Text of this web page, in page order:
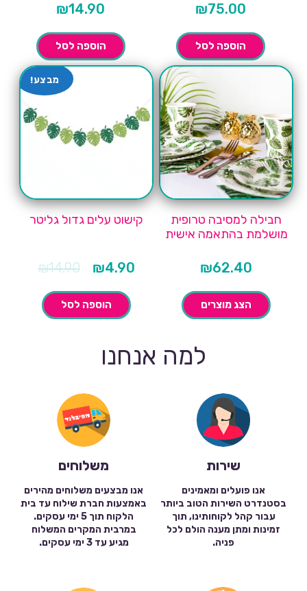
₪75.00
הוספה לסל
₪14.90
הוספה לסל
חבילה למסיבה טרופית
מושלמת בהתאמה אישית
₪62.40
הצג מוצרים
מבצע!
קישוט עלים גדול גליטר
₪14.90
המחיר
המקורי
₪14.90.
₪4.90המחיר
הוספה לסל
למה אנחנו
שירות
אנו פועלים ומאמינים
בסטנדרט השירות הטוב ביותר
עבור קהל לקוחותינו, תוך
זמינות ומתן מענה הולם לכל
פניה.
משלוחים
אנו מבצעים משלוחים מהירים
באמצעות חברת שילוח עד בית
הלקוח תוך 5 ימי עסקים.
במרבית המקרים המשלוח
מגיע עד 3 ימי עסקים.